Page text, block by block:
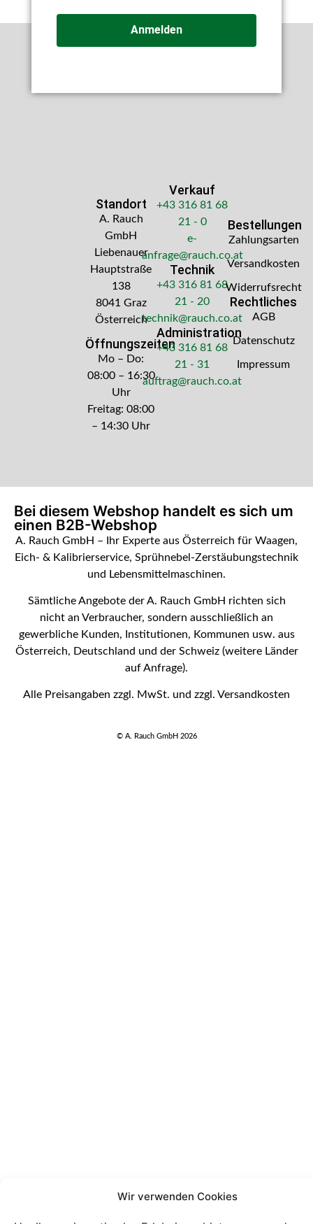
Wir verwenden Cookies
Anmelden
Standort
A. Rauch
GmbH
Liebenauer
Hauptstraße
138
8041 Graz
Österreich
Öffnungszeiten
Mo – Do:
08:00 – 16:30
Uhr
Freitag: 08:00
– 14:30 Uhr
Verkauf
+43 316 81 68
21 - 0
e-
anfrage@rauch.co.at
Technik
+43 316 81 68
21 - 20
technik@rauch.co.at
Administration
+43 316 81 68
21 - 31
auftrag@rauch.co.at
Bestellungen
Zahlungsarten
Versandkosten
Widerrufsrecht
Rechtliches
AGB
Datenschutz
Impressum
Bei diesem Webshop handelt es sich um
einen B2B-Webshop
A. Rauch GmbH – Ihr Experte aus Österreich für Waagen,
Eich- & Kalibrierservice, Sprühnebel-Zerstäubungstechnik
und Lebensmittelmaschinen.
Sämtliche Angebote der A. Rauch GmbH richten sich
nicht an Verbraucher, sondern ausschließlich an
gewerbliche Kunden, Institutionen, Kommunen usw. aus
Österreich, Deutschland und der Schweiz (weitere Länder
auf Anfrage).
Alle Preisangaben zzgl. MwSt. und zzgl. Versandkosten
© A. Rauch GmbH 2026